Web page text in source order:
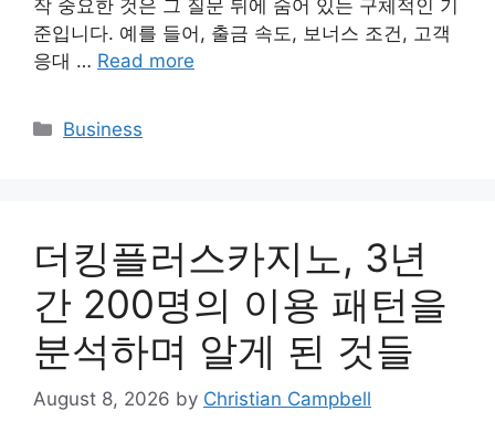
작 중요한 것은 그 질문 뒤에 숨어 있는 구체적인 기
준입니다. 예를 들어, 출금 속도, 보너스 조건, 고객
응대 … Read more
Categories
Business
더킹플러스카지노, 3년
간 200명의 이용 패턴을
분석하며 알게 된 것들
August 8, 2026 by Christian Campbell